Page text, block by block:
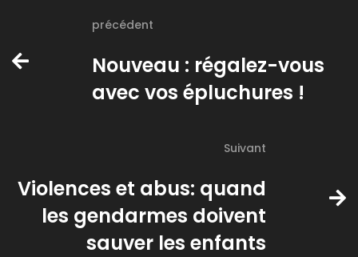
précédent
Nouveau : régalez-vous
avec vos épluchures !
Suivant
Violences et abus: quand
les gendarmes doivent
sauver les enfants